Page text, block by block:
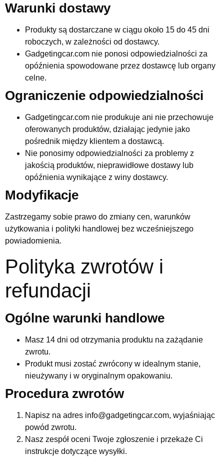
Warunki dostawy
Produkty są dostarczane w ciągu około 15 do 45 dni
roboczych, w zależności od dostawcy.
Gadgetingcar.com nie ponosi odpowiedzialności za
opóźnienia spowodowane przez dostawcę lub organy
celne.
Ograniczenie odpowiedzialności
Gadgetingcar.com nie produkuje ani nie przechowuje
oferowanych produktów, działając jedynie jako
pośrednik między klientem a dostawcą.
Nie ponosimy odpowiedzialności za problemy z
jakością produktów, nieprawidłowe dostawy lub
opóźnienia wynikające z winy dostawcy.
Modyfikacje
Zastrzegamy sobie prawo do zmiany cen, warunków
użytkowania i polityki handlowej bez wcześniejszego
powiadomienia.
Polityka zwrotów i
refundacji
Ogólne warunki handlowe
Masz 14 dni od otrzymania produktu na zażądanie
zwrotu.
Produkt musi zostać zwrócony w idealnym stanie,
nieużywany i w oryginalnym opakowaniu.
Procedura zwrotów
Napisz na adres info@gadgetingcar.com, wyjaśniając
powód zwrotu.
Nasz zespół oceni Twoje zgłoszenie i przekaże Ci
instrukcje dotyczące wysyłki.